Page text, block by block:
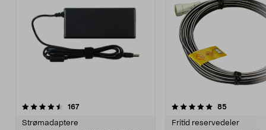
167anmeldelser
Strømadaptere
5.0 av 5 stjerner 85
Fritid reservedeler
4.0 av 5 stjerner